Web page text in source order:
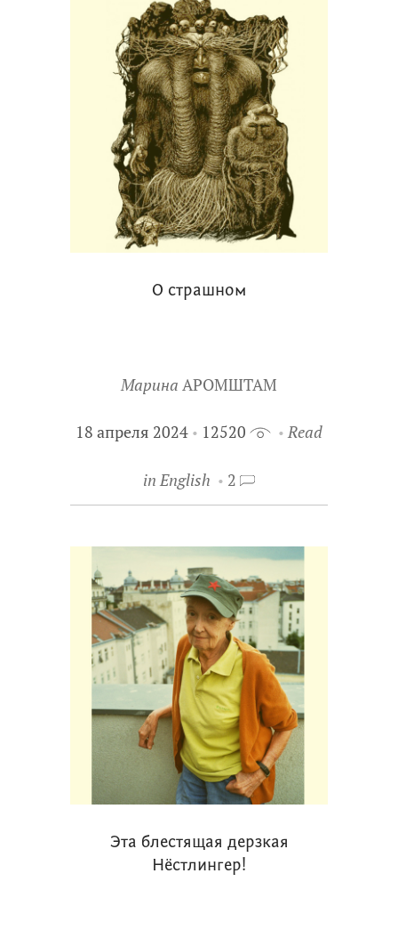
О страшном
Марина АРОМШТАМ
18 апреля 2024 12520 Read
in English 2
Эта блестящая дерзкая
Нёстлингер!